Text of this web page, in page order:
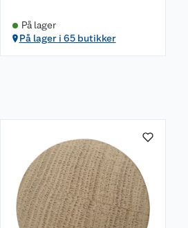
På lager
På lager i 65 butikker